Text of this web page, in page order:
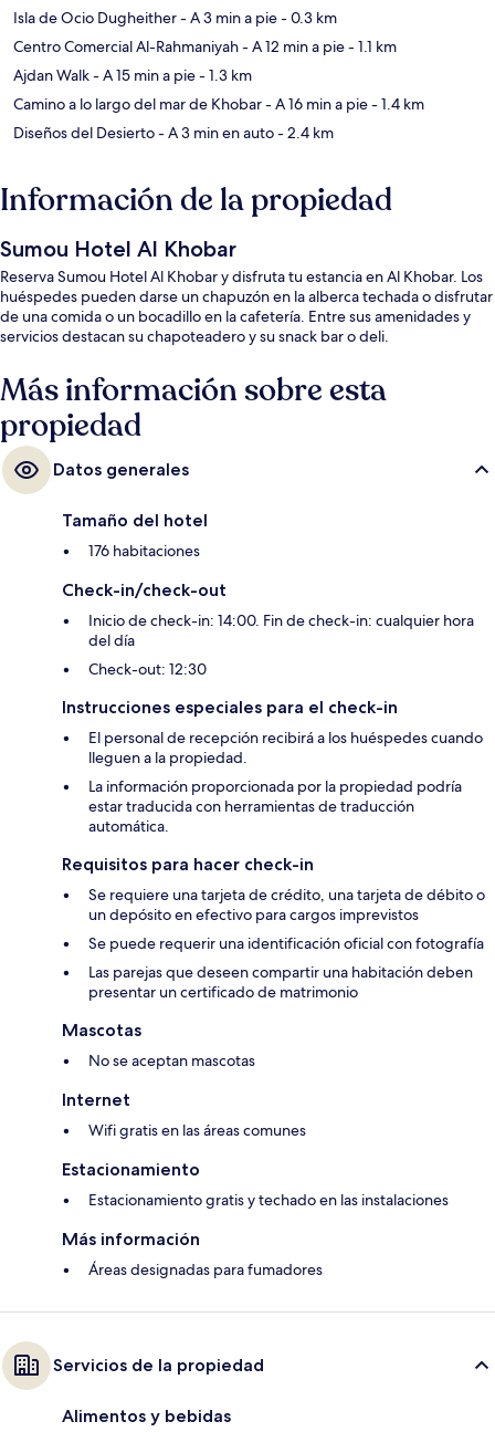
Isla de Ocio Dugheither- A 3 min a pie- 0.3 km
Centro Comercial Al-Rahmaniyah- A 12 min a pie- 1.1 km
Ajdan Walk- A 15 min a pie- 1.3 km
Camino a lo largo del mar de Khobar- A 16 min a pie- 1.4 km
Diseños del Desierto- A 3 min en auto- 2.4 km
Información de la propiedad
Sumou Hotel Al Khobar
Reserva Sumou Hotel Al Khobar y disfruta tu estancia en Al Khobar. Los
huéspedes pueden darse un chapuzón en la alberca techada o disfrutar
de una comida o un bocadillo en la cafetería. Entre sus amenidades y
servicios destacan su chapoteadero y su snack bar o deli.
Más información sobre esta
propiedad
Datos generales
Tamaño del hotel
176 habitaciones
Check-in/check-out
Inicio de check-in: 14:00. Fin de check-in: cualquier hora
del día
Check-out: 12:30
Instrucciones especiales para el check-in
El personal de recepción recibirá a los huéspedes cuando
lleguen a la propiedad.
La información proporcionada por la propiedad podría
estar traducida con herramientas de traducción
automática.
Requisitos para hacer check-in
Se requiere una tarjeta de crédito, una tarjeta de débito o
un depósito en efectivo para cargos imprevistos
Se puede requerir una identificación oficial con fotografía
Las parejas que deseen compartir una habitación deben
presentar un certificado de matrimonio
Mascotas
No se aceptan mascotas
Internet
Wifi gratis en las áreas comunes
Estacionamiento
Estacionamiento gratis y techado en las instalaciones
Más información
Áreas designadas para fumadores
Servicios de la propiedad
Alimentos y bebidas